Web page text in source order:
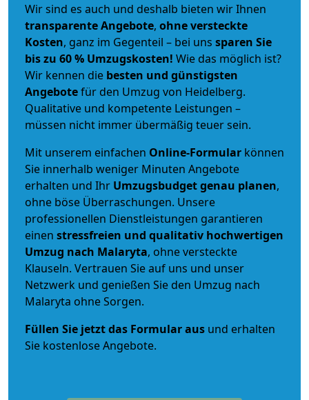
Wir sind es auch und deshalb bieten wir Ihnen
transparente Angebote, ohne versteckte
Kosten, ganz im Gegenteil – bei uns sparen Sie
bis zu 60 % Umzugskosten! Wie das möglich ist?
Wir kennen die besten und günstigsten
Angebotefür den Umzug von Heidelberg.
Qualitative und kompetente Leistungen –
müssen nicht immer übermäßig teuer sein.
Mit unserem einfachen Online-Formular können
Sie innerhalb weniger Minuten Angebote
erhalten und Ihr Umzugsbudgetgenau planen,
ohne böse Überraschungen. Unsere
professionellen Dienstleistungen garantieren
einen stressfreien und qualitativ hochwertigen
Umzug nach Malaryta, ohne versteckte
Klauseln. Vertrauen Sie auf uns und unser
Netzwerk und genießen Sie den Umzug nach
Malaryta ohne Sorgen.
Füllen Sie jetzt das Formular aus und erhalten
Sie kostenlose Angebote.